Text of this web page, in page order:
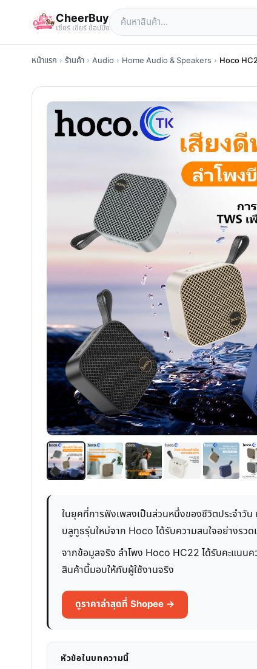
CheerBuy
เซียร์ เซียร์ ช้อปปิ้ง
หน้าแรก › ร้านค้า › Audio › Home Audio & Speakers › Hoco
ในยุคที่การฟังเพลงเป็นส่วนหนึ่งของชีวิตประจำวั
บลูทูธรุ่นใหม่จาก Hoco ได้รับความสนใจอย่างร
จากข้อมูลจริง ลำโพง Hoco HC22 ได้รับคะแนน
สินค้านี้มอบให้กับผู้ใช้งานจริง
ดูราคาล่าสุดที่ Shopee →
หัวข้อในบทความนี้